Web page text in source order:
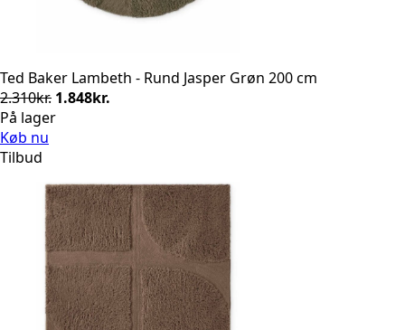
Ted Baker Lambeth - Rund Jasper Grøn 200 cm
2.310kr. Den
oprindelige
1.848kr.
På lager
Køb nu
Tilbud